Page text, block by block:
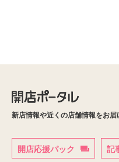
新店情報や近くの店舗情報をお
開店応援パック 記